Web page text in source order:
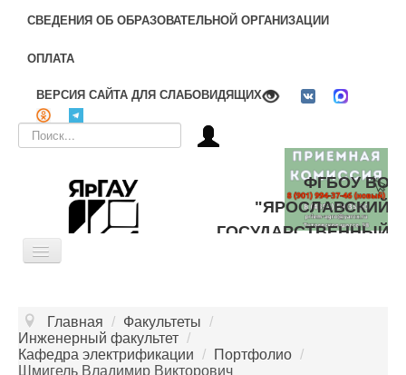
СВЕДЕНИЯ ОБ ОБРАЗОВАТЕЛЬНОЙ ОРГАНИЗАЦИИ
ОПЛАТА
ВЕРСИЯ САЙТА ДЛЯ СЛАБОВИДЯЩИХ
Искать...
ФГБОУ ВО
"ЯРОСЛАВСКИЙ
ГОСУДАРСТВЕННЫЙ
Toggle
ЦЕЛЕВОЕ ОБУЧЕНИЕ
ДОПОЛНИТЕЛЬНОЕ ОБРАЗОВАНИЕ
Главная / Факультеты /
Инженерный факультет /
Кафедра электрификации / Портфолио /
Шмигель Владимир Викторович